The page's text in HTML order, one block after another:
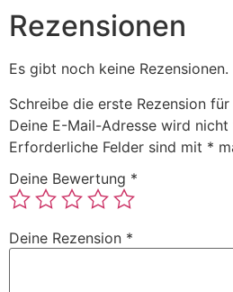
Rezensionen
Es gibt noch keine Rezensionen.
Schreibe die erste Rezension für
Deine E-Mail-Adresse wird
Erforderliche Felder sind mit *
Deine Bewertung *
Deine Rezension *